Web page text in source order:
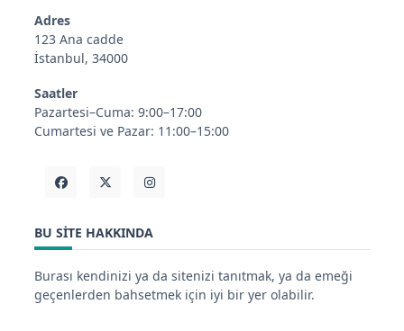
Adres
123 Ana cadde
İstanbul, 34000
Saatler
Pazartesi–Cuma: 9:00–17:00
Cumartesi ve Pazar: 11:00–15:00
BU SITE HAKKINDA
Burası kendinizi ya da sitenizi tanıtmak, ya da emeği
geçenlerden bahsetmek için iyi bir yer olabilir.